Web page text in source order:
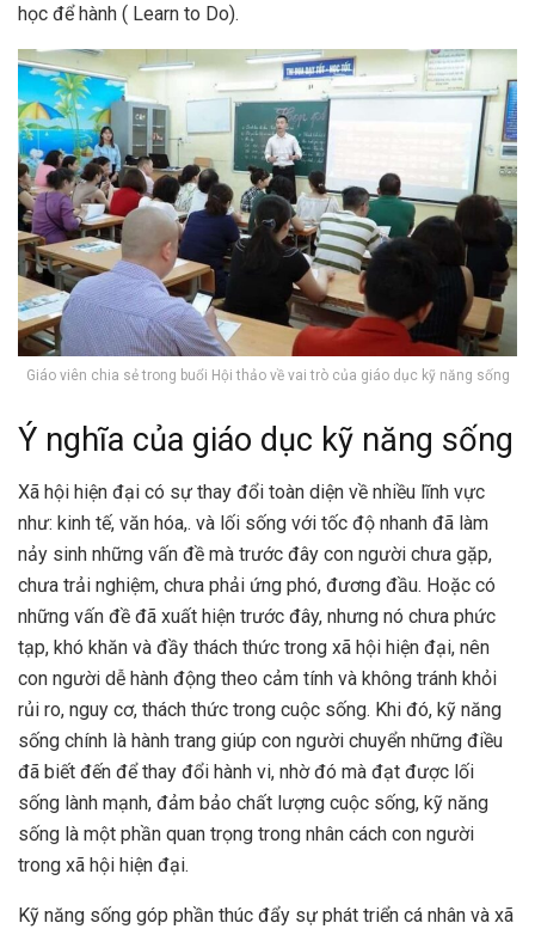
học để hành ( Learn to Do).
Giáo viên chia sẻ trong buổi Hội thảo về vai trò của giáo dục kỹ năng sống
Ý nghĩa của giáo dục kỹ năng sống
Xã hội hiện đại có sự thay đổi toàn diện về nhiều lĩnh vực
như: kinh tế, văn hóa,. và lối sống với tốc độ nhanh đã làm
nảy sinh những vấn đề mà trước đây con người chưa gặp,
chưa trải nghiệm, chưa phải ứng phó, đương đầu. Hoặc có
những vấn đề đã xuất hiện trước đây, nhưng nó chưa phức
tạp, khó khăn và đầy thách thức trong xã hội hiện đại, nên
con người dễ hành động theo cảm tính và không tránh khỏi
rủi ro, nguy cơ, thách thức trong cuộc sống. Khi đó, kỹ năng
sống chính là hành trang giúp con người chuyển những điều
đã biết đến để thay đổi hành vi, nhờ đó mà đạt được lối
sống lành mạnh, đảm bảo chất lượng cuộc sống, kỹ năng
sống là một phần quan trọng trong nhân cách con người
trong xã hội hiện đại.
Kỹ năng sống góp phần thúc đẩy sự phát triển cá nhân và xã